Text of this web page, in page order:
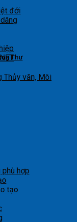
đới
hợp
tạo
Thư
Thủy văn, Môi